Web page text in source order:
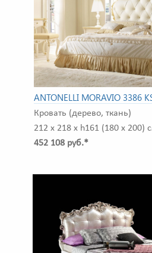
ANTONELLI MORAVIO 3386
Кровать (дерево, ткань)
212 x 218 x h161 (180 x 200)
452 108 руб.*